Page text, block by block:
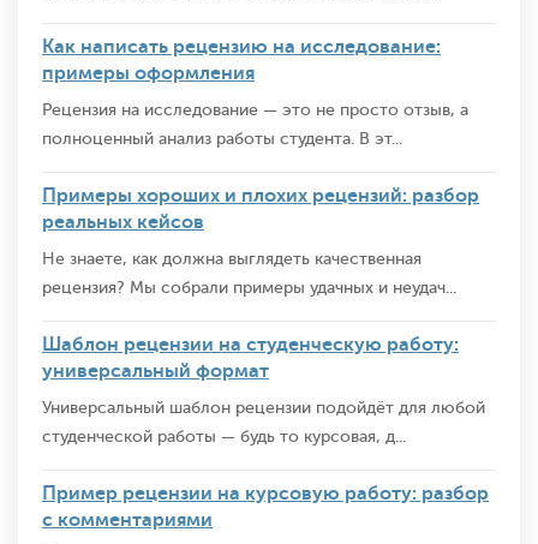
Как написать рецензию на исследование:
примеры оформления
Рецензия на исследование — это не просто отзыв, а
полноценный анализ работы студента. В эт...
Примеры хороших и плохих рецензий: разбор
реальных кейсов
Не знаете, как должна выглядеть качественная
рецензия? Мы собрали примеры удачных и неудач...
Шаблон рецензии на студенческую работу:
универсальный формат
Универсальный шаблон рецензии подойдёт для любой
студенческой работы — будь то курсовая, д...
Пример рецензии на курсовую работу: разбор
с комментариями